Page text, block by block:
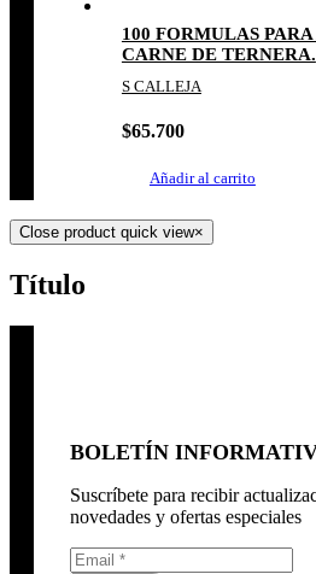
100 FORMULAS
CARNE DE TERNERA.
S CALLEJA
$65.700
Añadir al carrito
Close product quick view×
Título
BOLETÍN
Suscríbete para recibir
novedades y ofertas especiales